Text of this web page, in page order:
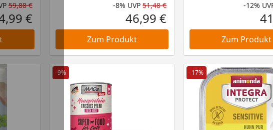
Rabatt in Prozent
Ursprünglicher Preis
59,88 €
Aktueller Preis
€ Rabatt in Prozent
-8%
Ursprünglicher Preis
UVP 51,48 €
Aktueller Preis
46,99 €
Zum Produkt
-12%
Zum Produkt
-9% -17%